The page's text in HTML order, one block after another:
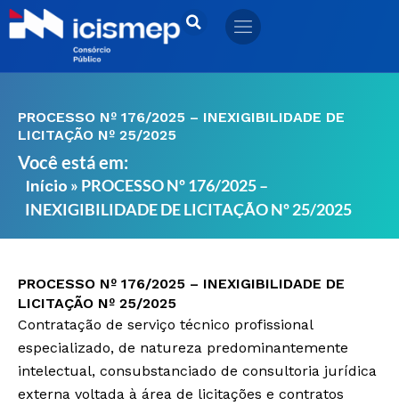
Ir
para
PROCESSO Nº 176/2025 – INEXIGIBILIDADE DE
LICITAÇÃO Nº 25/2025
Você está em:
Início » PROCESSO Nº 176/2025 –
INEXIGIBILIDADE DE LICITAÇÃO Nº 25/2025
PROCESSO Nº 176/2025 – INEXIGIBILIDADE DE
LICITAÇÃO Nº 25/2025
Contratação de serviço técnico profissional
especializado, de natureza predominantemente
intelectual, consubstanciado de consultoria jurídica
externa voltada à área de licitações e contratos